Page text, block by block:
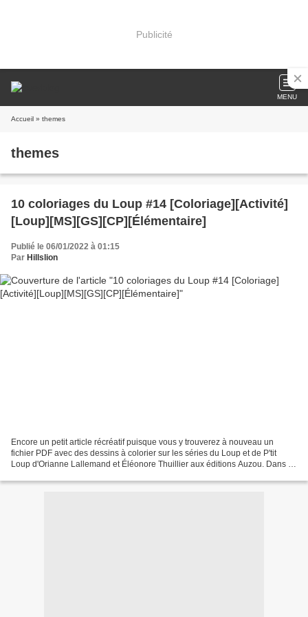
Publicité
MENU
Accueil » themes
themes
10 coloriages du Loup #14 [Coloriage][Activité]
[Loup][MS][GS][CP][Élémentaire]
Publié le 06/01/2022 à 01:15
Par Hillslion
Encore un petit article récréatif puisque vous y trouverez à nouveau un
fichier PDF avec des dessins à colorier sur les séries du Loup et de P'tit
Loup d'Orianne Lallemand et Éléonore Thuillier aux éditions Auzou. Dans ce